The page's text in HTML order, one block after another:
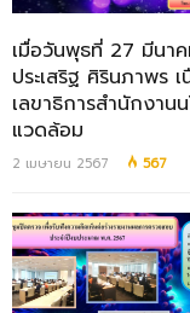
เมื่อวันพุธที่ 27 มีนา
ประเสริฐ ศิรินภาพร
เลขาธิการสำนักงาน
แวดล้อม
2 เมษายน 2567 567